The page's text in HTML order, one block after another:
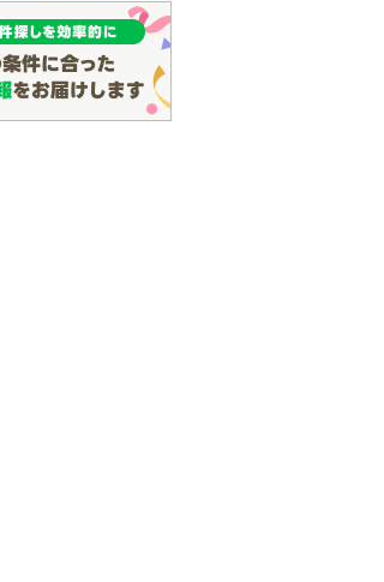
日豊本線 「隼人」駅 徒歩24分